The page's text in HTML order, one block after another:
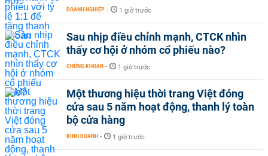
DOANH NGHIỆP - 1 giờ trước
Sau nhịp điều chỉnh mạnh, CTCK nhìn
thấy cơ hội ở nhóm cổ phiếu nào?
CHỨNG KHOÁN - 1 giờ trước
Một thương hiệu thời trang Việt đóng
cửa sau 5 năm hoạt động, thanh lý toàn
bộ cửa hàng
KINH DOANH - 1 giờ trước